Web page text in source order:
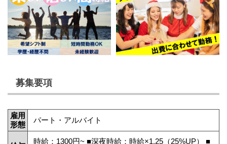
募集要項
雇用
形態
パート・アルバイト
時給：1300円~ ■深夜時給：時給×1.25（25%UP） ■